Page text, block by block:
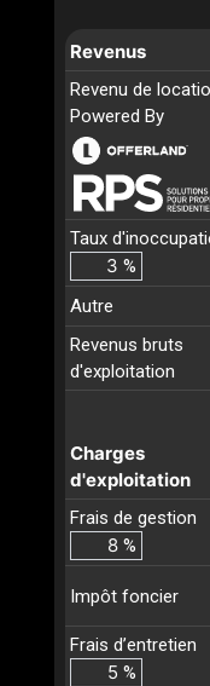
Revenus
Revenu de
Powered By
Taux
%
Autre
Revenus bruts
d'exploitation
Charges
d'exploitation
Frais de gestion
%
Impôt foncier
Frais d’entretien
%